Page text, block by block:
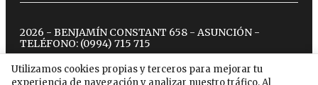
Utilizamos cookies propias y terceros para mejorar tu
experiencia de navegación y analizar nuestro tráfico. Al
2026 - BENJAMÍN CONSTANT 658 - ASUNCIÓN -
TELÉFONO: (0994) 715 715